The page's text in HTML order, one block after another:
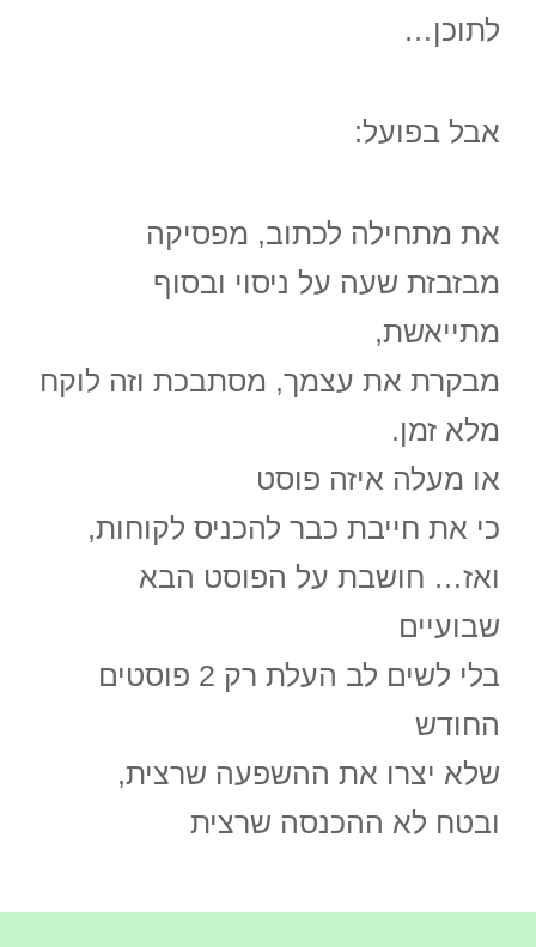
לתוכן…
אבל בפועל:
את מתחילה לכתוב, מפסיקה
מבזבזת שעה על ניסוי ובסוף
מתייאשת,
מבקרת את עצמך, מסתבכת וזה לוקח
מלא זמן.
או מעלה איזה פוסט
כי את חייבת כבר להכניס לקוחות,
ואז… חושבת על הפוסט הבא
שבועיים
בלי לשים לב העלת רק 2 פוסטים
החודש
שלא יצרו את ההשפעה שרצית,
ובטח לא ההכנסה שרצית